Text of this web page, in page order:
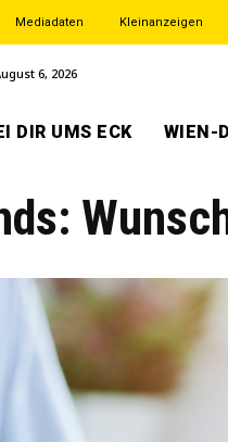
Mediadaten Kleinanzeigen
6, 2026
DIR UMS ECK WIEN-